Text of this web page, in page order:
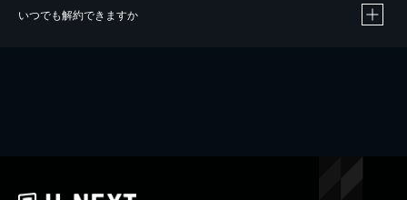
いつでも解約できますか